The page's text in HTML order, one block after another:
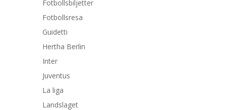
Fotbollsbiljetter
Fotbollsresa
Guidetti
Hertha Berlin
Inter
Juventus
La liga
Landslaget